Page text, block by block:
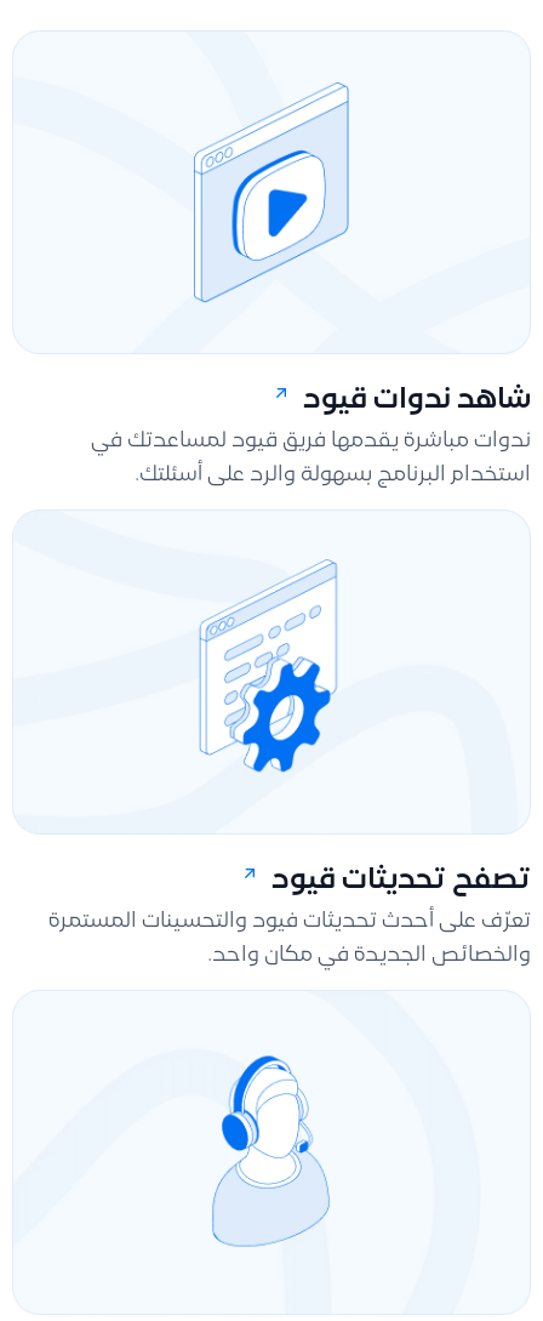
شاهد ندوات قيود
ندوات مباشرة يقدمها فريق قيود لمساعدتك في
استخدام البرنامج بسهولة والرد على أسئلتك.
تصفح تحديثات قيود
تعرّف على أحدث تحديثات فيود والتحسينات المستمرة
والخصائص الجديدة في مكان واحد.